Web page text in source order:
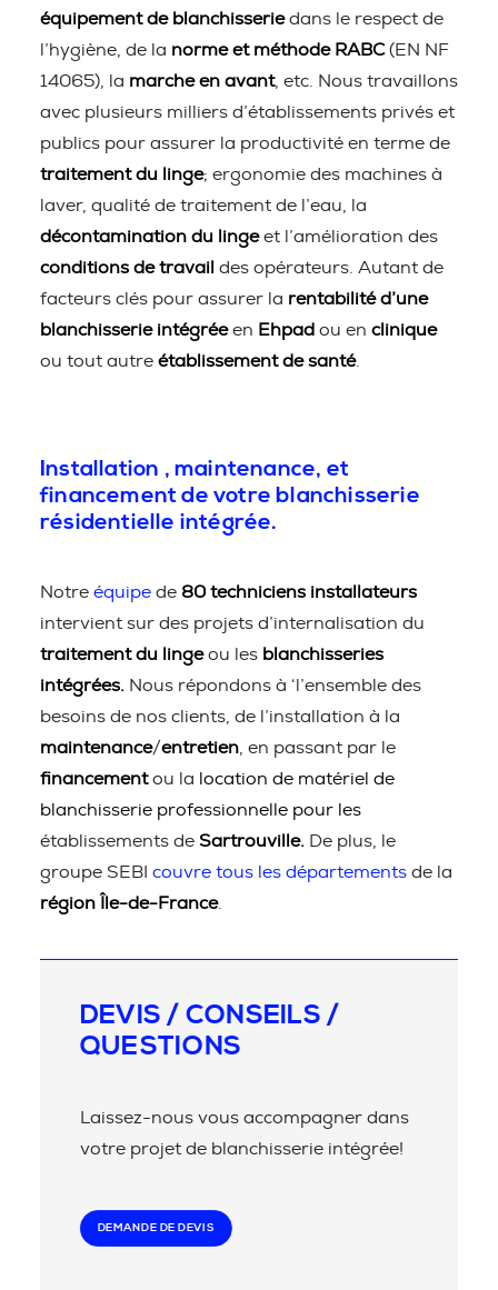
équipement de blanchisseriedans le respect de
l’hygiène, de la norme et méthode RABC(EN NF
14065), la marche en avant, etc. Nous travaillons
avec plusieurs milliers d’établissements privés et
publics pour assurer la productivité en terme de
traitement du linge; ergonomie des machines à
laver, qualité de traitement de l’eau, la
décontamination du lingeet l’amélioration des
conditions de travail des opérateurs. Autant de
facteurs clés pour assurer la rentabilité d’une
blanchisserie intégréeen Ehpad ou en clinique
ou tout autre établissement de santé.
Installation , maintenance, et
financement de votre blanchisserie
résidentielle intégrée.
Notre équipe de 80 techniciens installateurs
intervient sur des projets d’internalisation du
traitement du lingeou les blanchisseries
intégrées. Nous répondons à ‘l’ensemble des
besoins de nos clients, de l’installation à la
maintenance/entretien , en passant par le
financementou la location de matériel de
blanchisserie professionnelle pour les
établissements de Sartrouville. De plus, le
groupe SEBI couvre tous les départements de la
région Île-de-France.
DEVIS / CONSEILS /
QUESTIONS
Laissez-nous vous accompagner dans
votre projet de blanchisserie intégrée!
DEMANDE DE DEVIS